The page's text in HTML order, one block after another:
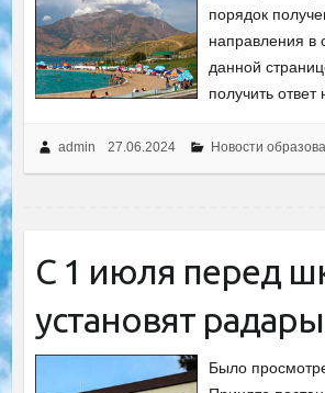
порядок
направления в
данной
получить ответ
admin 27.06.2024 Новости
С 1 июля перед
установят радары
Было